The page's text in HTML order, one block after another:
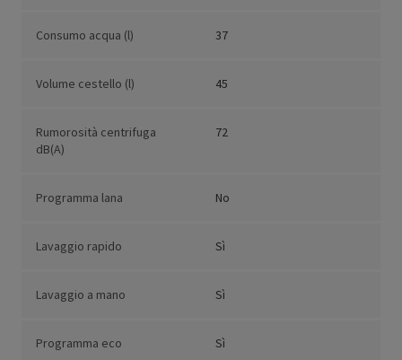
Consumo acqua (l) 37
Volume cestello (l) 45
Rumorosità centrifuga
dB(A)
72
Programma lana No
Lavaggio rapido Sì
Lavaggio a mano Sì
Programma eco Sì